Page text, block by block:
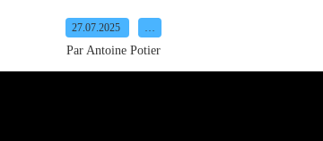
27.07.2025
Par Antoine Potier